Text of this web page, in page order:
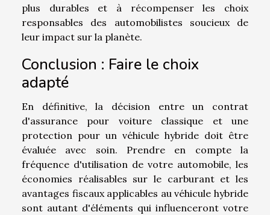
plus durables et à récompenser les choix
responsables des automobilistes soucieux de
leur impact sur la planète.
Conclusion : Faire le choix
adapté
En définitive, la décision entre un contrat
d'assurance pour voiture classique et une
protection pour un véhicule hybride doit être
évaluée avec soin. Prendre en compte la
fréquence d'utilisation de votre automobile, les
économies réalisables sur le carburant et les
avantages fiscaux applicables au véhicule hybride
sont autant d'éléments qui influenceront votre